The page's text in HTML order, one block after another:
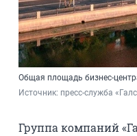
Общая площадь бизнес-
Источник: пресс-служба
Группа компаний